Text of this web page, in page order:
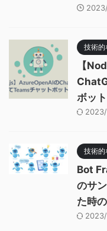
技術的
【
ボッ
技術的
Bot
のサ
た時